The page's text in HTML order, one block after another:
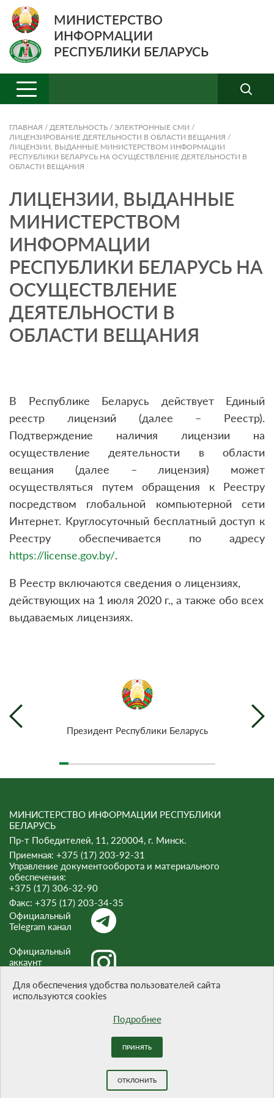
МИНИСТЕРСТВО
ИНФОРМАЦИИ
РЕСПУБЛИКИ БЕЛАРУСЬ
ГЛАВНАЯ / ДЕЯТЕЛЬНОСТЬ / ЭЛЕКТРОННЫЕ СМИ /
ЛИЦЕНЗИРОВАНИЕ ДЕЯТЕЛЬНОСТИ В ОБЛАСТИ ВЕЩАНИЯ /
ЛИЦЕНЗИИ, ВЫДАННЫЕ МИНИСТЕРСТВОМ ИНФОРМАЦИИ
РЕСПУБЛИКИ БЕЛАРУСЬ НА ОСУЩЕСТВЛЕНИЕ ДЕЯТЕЛЬНОСТИ В
ОБЛАСТИ ВЕЩАНИЯ
ЛИЦЕНЗИИ, ВЫДАННЫЕ
МИНИСТЕРСТВОМ
ИНФОРМАЦИИ
РЕСПУБЛИКИ БЕЛАРУСЬ НА
ОСУЩЕСТВЛЕНИЕ
ДЕЯТЕЛЬНОСТИ В
ОБЛАСТИ ВЕЩАНИЯ
В Республике Беларусь действует Единый
реестр лицензий (далее – Реестр).
Подтверждение наличия лицензии на
осуществление деятельности в области
вещания (далее – лицензия) может
осуществляться путем обращения к Реестру
посредством глобальной компьютерной сети
Интернет. Круглосуточный бесплатный доступ к
Реестру обеспечивается по адресу
https://license.gov.by/.
В Реестр включаются сведения о лицензиях,
действующих на 1 июля 2020 г., а также обо всех
выдаваемых лицензиях.
Президент Республики Беларусь
МИНИСТЕРСТВО ИНФОРМАЦИИ РЕСПУБЛИКИ
БЕЛАРУСЬ
Пр-т Победителей, 11, 220004, г. Минск.
Приемная: +375 (17) 203-92-31
Управление документооборота и материального
обеспечения:
+375 (17) 306-32-90
Факс: +375 (17) 203-34-35
Официальный
Telegram канал
Официальный
аккаунт
Официальный
При цитировании материалов ссылка на сайт обязательна.
БЕЛТА
Для обеспечения удобства пользователей сайта
используются cookies
Подробнее
ПРИНЯТЬ
ОТКЛОНИТЬ